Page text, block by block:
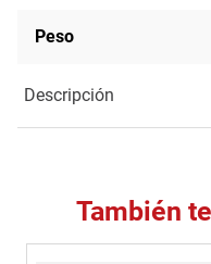
Peso
Descripción
También